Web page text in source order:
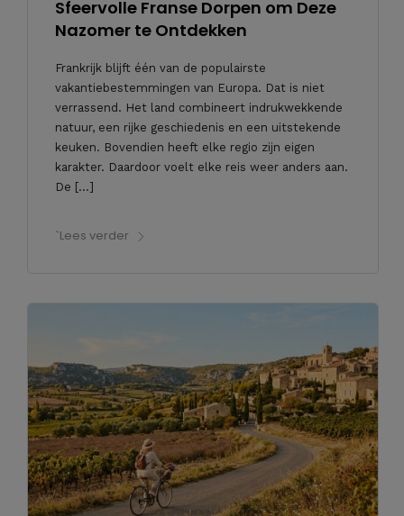
Sfeervolle Franse Dorpen om Deze
Nazomer te Ontdekken
Frankrijk blijft één van de populairste
vakantiebestemmingen van Europa. Dat is niet
verrassend. Het land combineert indrukwekkende
natuur, een rijke geschiedenis en een uitstekende
keuken. Bovendien heeft elke regio zijn eigen
karakter. Daardoor voelt elke reis weer anders aan.
De […]
`Lees verder